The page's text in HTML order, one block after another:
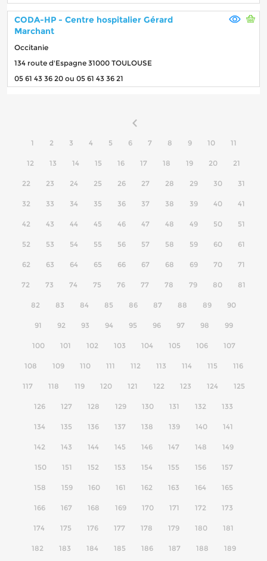
CODA-HP - Centre hospitalier Gérard
Marchant
Occitanie
134 route d'Espagne 31000 TOULOUSE
05 61 43 36 20 ou 05 61 43 36 21
1 2 3 4 5 6 7 8 9 10 11
12 13 14 15 16 17 18 19 20 21
22 23 24 25 26 27 28 29 30 31
32 33 34 35 36 37 38 39 40 41
42 43 44 45 46 47 48 49 50 51
52 53 54 55 56 57 58 59 60 61
62 63 64 65 66 67 68 69 70 71
72 73 74 75 76 77 78 79 80 81
82 83 84 85 86 87 88 89 90
91 92 93 94 95 96 97 98 99
100 101 102 103 104 105 106 107
108 109 110 111 112 113 114 115 116
117 118 119 120 121 122 123 124 125
126 127 128 129 130 131 132 133
134 135 136 137 138 139 140 141
142 143 144 145 146 147 148 149
150 151 152 153 154 155 156 157
158 159 160 161 162 163 164 165
166 167 168 169 170 171 172 173
174 175 176 177 178 179 180 181
182 183 184 185 186 187 188 189